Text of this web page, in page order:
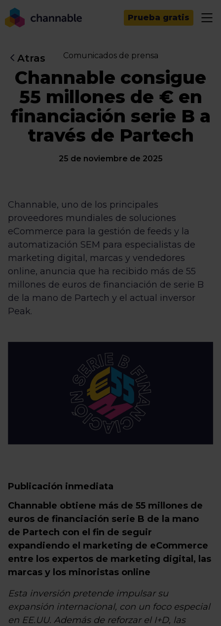
Prueba gratis
Atras Comunicados de prensa
Channable consigue
55 millones de € en
financiación serie B a
través de Partech
25 de noviembre de 2025
Channable, uno de los principales
proveedores mundiales de soluciones
eCommerce para la gestión de feeds y la
automatización SEM para especialistas de
marketing digital, marcas y vendedores
online, anuncia que ha recibido más de 55
millones de euros de financiación de serie B
de la mano de Partech y el actual inversor
Peak.
Publicación inmediata
Channable obtiene más de 55 millones de
euros de financiación serie B de la mano
de Partech con el fin de seguir
expandiendo el marketing de eCommerce
entre los expertos de marketing digital, las
marcas y los minoristas online
Esta inversión pretende impulsar su
expansión internacional, con un foco especial
en EE.UU. Además de reforzar el I+D, las